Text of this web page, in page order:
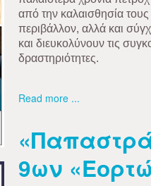
από την καλαισθησία
περιβάλλον, αλλά και
και διευκολύνουν τις
δραστηριότητες.
Read more ...
9ων